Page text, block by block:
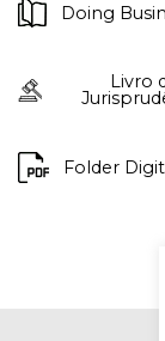
Doing
Livro
Folder